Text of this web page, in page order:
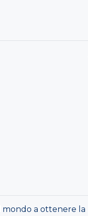
mondo a ottenere la